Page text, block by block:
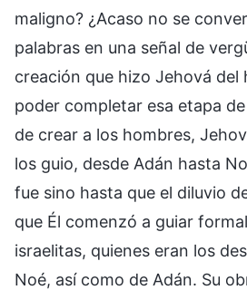
maligno? ¿Acaso no se
palabras en una señal de
creación que hizo Jehová del
poder completar esa etapa
de crear a los hombres,
los guio, desde Adán hasta
fue sino hasta que el diluvio
que Él comenzó a guiar
israelitas, quienes eran los
Noé, así como de Adán. Su